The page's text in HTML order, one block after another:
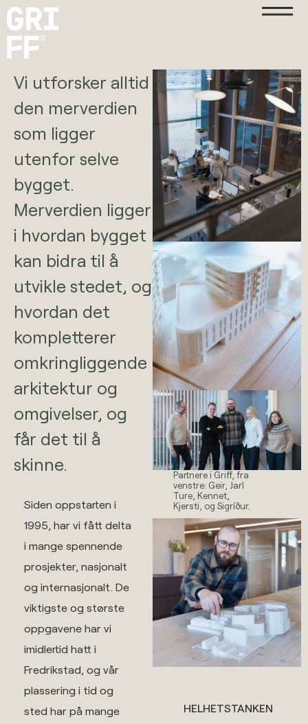
Vi utforsker alltid
den merverdien
som ligger
utenfor selve
bygget.
Merverdien ligger
i hvordan bygget
kan bidra til å
utvikle stedet, og
hvordan det
kompletterer
omkringliggende
arkitektur og
omgivelser, og
får det til å
skinne.
Siden oppstarten i
1995, har vi fått delta
i mange spennende
prosjekter, nasjonalt
og internasjonalt. De
viktigste og største
oppgavene har vi
imidlertid hatt i
Fredrikstad, og vår
plassering i tid og
sted har på mange
Partnere i Griff, fra
venstre: Geir, Jarl
Ture, Kennet,
Kjersti, og Sigríður.
HELHETSTANKEN​